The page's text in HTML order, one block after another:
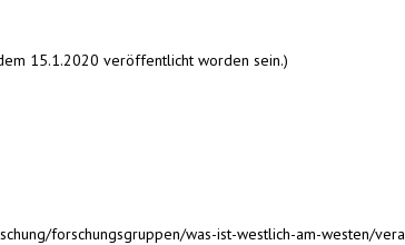
15.1.2020 veröffentlicht worden sein.)
forschungsgruppen/was-ist-westlich-am-westen/